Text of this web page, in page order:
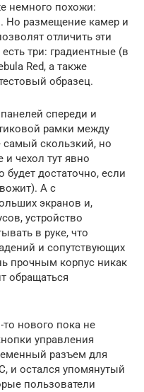
немного похожи:
Но размещение камер и
отличить эти
три: градиентные (в
Red, а также
образец.
спереди и
рамки между
скользкий, но
чехол тут явно
будет достаточно, если
А с
экранов и,
устройство
в руке, что
и сопутствующих
прочным корпус никак
обращаться
нового пока не
управления
разъем для
и остался упомянутый
пользователи